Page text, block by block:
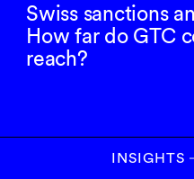
Swiss sanctions
How far do GTC
reach?
INSIGHTS